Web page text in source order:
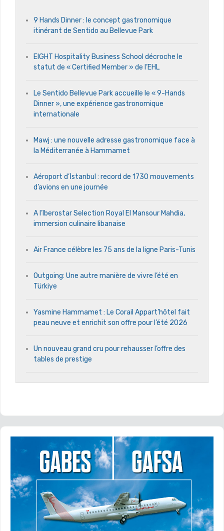
9 Hands Dinner : le concept gastronomique
itinérant de Sentido au Bellevue Park
EIGHT Hospitality Business School décroche le
statut de « Certified Member » de l’EHL
Le Sentido Bellevue Park accueille le « 9-Hands
Dinner », une expérience gastronomique
internationale
Mawj : une nouvelle adresse gastronomique face à
la Méditerranée à Hammamet
Aéroport d’İstanbul : record de 1730 mouvements
d’avions en une journée
A l’Iberostar Selection Royal El Mansour Mahdia,
immersion culinaire libanaise
Air France célèbre les 75 ans de la ligne Paris-Tunis
Outgoing: Une autre manière de vivre l’été en
Türkiye
Yasmine Hammamet : Le Corail Appart’hôtel fait
peau neuve et enrichit son offre pour l’été 2026
Un nouveau grand cru pour rehausser l’offre des
tables de prestige